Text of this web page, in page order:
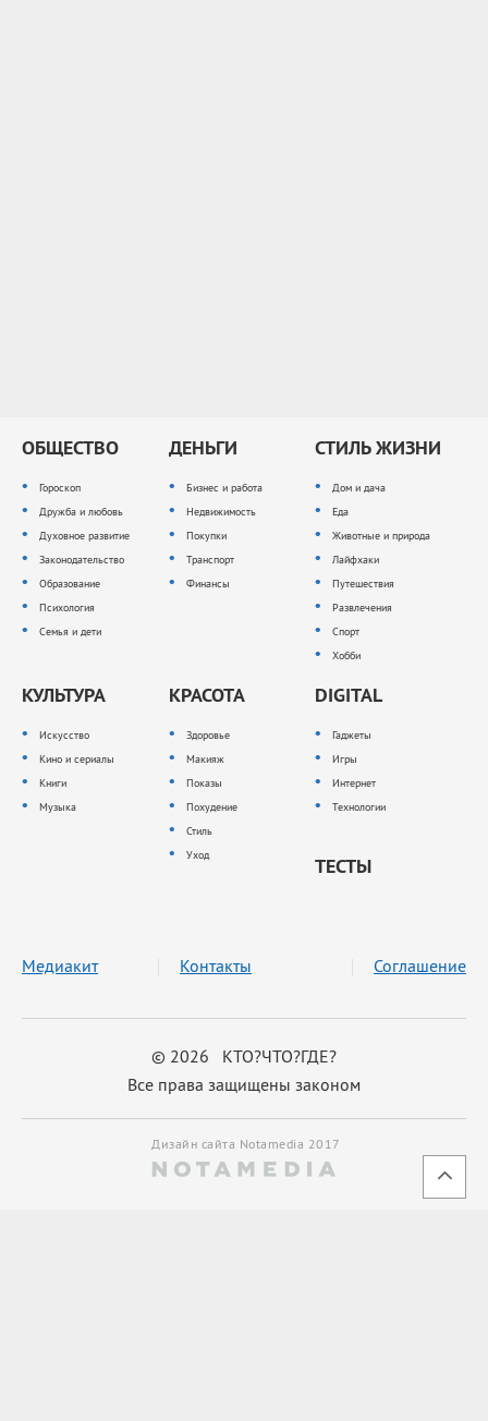
ОБЩЕСТВО
Гороскоп
Дружба и любовь
Духовное развитие
Законодательство
Образование
Психология
Семья и дети
ДЕНЬГИ
Бизнес и работа
Недвижимость
Покупки
Транспорт
Финансы
СТИЛЬ ЖИЗНИ
Дом и дача
Еда
Животные и природа
Лайфхаки
Путешествия
Развлечения
Спорт
Хобби
КУЛЬТУРА
Искусство
Кино и сериалы
Книги
Музыка
КРАСОТА
Здоровье
Макияж
Показы
Похудение
Стиль
Уход
DIGITAL
Гаджеты
Игры
Интернет
Технологии
ТЕСТЫ
© 2026 КТО?ЧТО?ГДЕ?
Все права защищены законом
Медиакит Контакты Соглашение
Дизайн сайта Notamedia 2017